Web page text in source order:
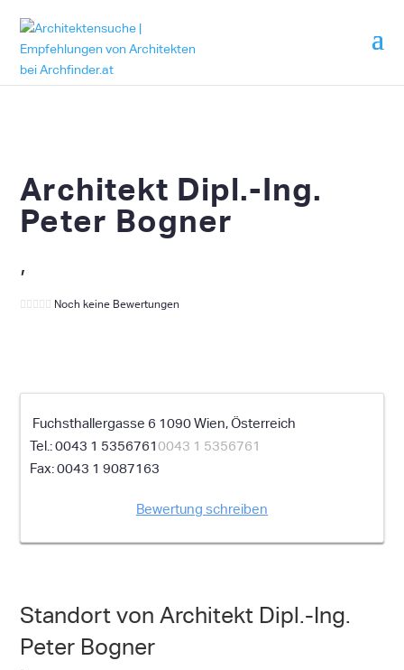
Architekt Dipl.-Ing.
Peter Bogner
,
Noch keine Bewertungen
Fuchsthallergasse 6 1090 Wien, Österreich
0043 1 53567610043 1 5356761
0043 1 9087163
Bewertung schreiben
Standort von Architekt Dipl.-Ing.
Peter Bogner